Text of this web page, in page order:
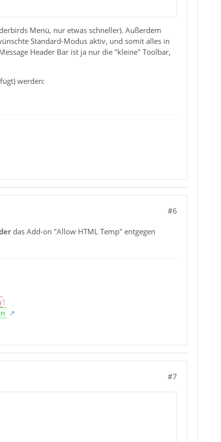
Menü, nur etwas schneller). Außerdem
Standard-Modus aktiv, und somit alles in
Header Bar ist ja nur die "kleine" Toolbar,
werden:
#6
das Add-on "Allow HTML Temp" entgegen
!
#7